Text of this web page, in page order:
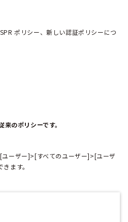
ポリシー、新しい認証ポリシーにつ
のポリシーです。
ユーザー]>[すべてのユーザー]>[ユーザ
ます。